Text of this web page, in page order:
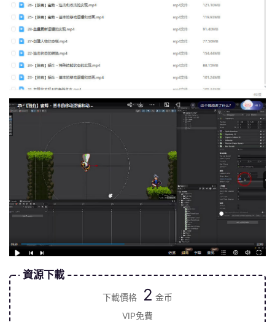
資源下載
下載價格 2 金币
VIP免費